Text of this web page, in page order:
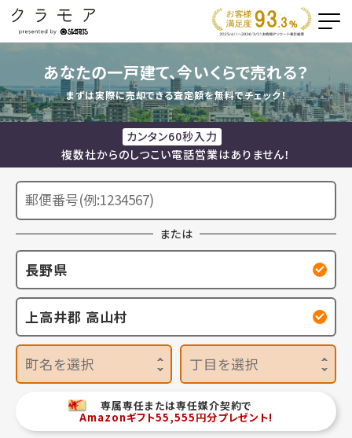
あなたの一戸建て、今いくらで売れる？
まずは実際に売却できる査定額を無料でチェック！
カンタン60秒入力
複数社からのしつこい電話営業はありません！
または
長野県
上高井郡 高山村
町名を選択 丁目を選択
専属専任または専任媒介契約で
Amazonギフト55,555円分プレゼント!